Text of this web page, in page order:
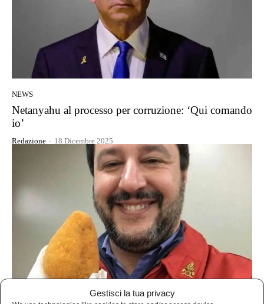
Gestisci la tua privacy
NEWS
Netanyahu al processo per corruzione: ‘Qui comando
io’
Redazione - 18 Dicembre 2025